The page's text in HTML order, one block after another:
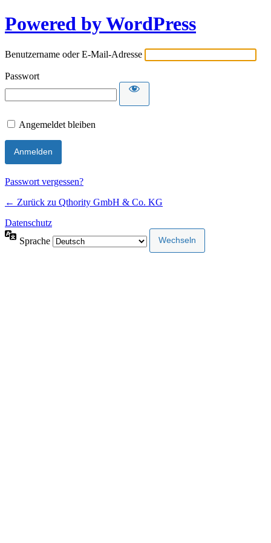
Powered by WordPress
Benutzername oder E-Mail-Adresse
Passwort
Angemeldet bleiben
Passwort vergessen?
← Zurück zu Qthority GmbH & Co. KG
Datenschutz
Sprache